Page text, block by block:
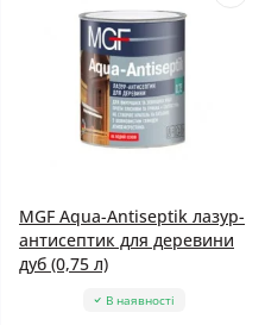
MGF Aqua-Antiseptik лазур-
антисептик для деревини
дуб (0,75 л)
В наявності